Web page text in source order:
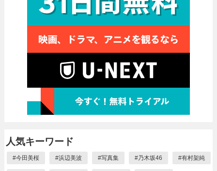
人気キーワード
#今田美桜 #浜辺美波 #写真集 #乃木坂46 #有村架純